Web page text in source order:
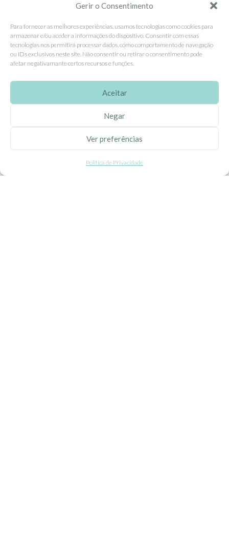
Gerir o Consentimento
Para fornecer as melhores experiências, usamos tecnologias como cookies para
armazenar e/ou aceder a informações do dispositivo. Consentir com essas
tecnologias nos permitirá processar dados, como comportamento de navegação
ou IDs exclusivos neste site. Não consentir ou retirar o consentimento pode
afetar negativamante certos recursos e funções.
Aceitar
Negar
Ver preferências
Política de Privacidade
Tel: (351) 234095278 Custo de Chamada para Rede Fixa Nacional
Email: info@ehgoom.com
Rua José Afonso, Nº 50, 3800-438 Aveiro, Portugal
Sobre Nós
Propriedade Intelectual
Colaboração com Bloggers